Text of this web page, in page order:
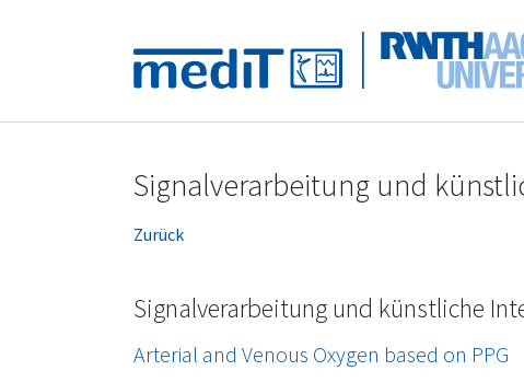
Signalverarbeitung und
Zurück
Signalverarbeitung und künstliche
Arterial and Venous Oxygen based on PPG